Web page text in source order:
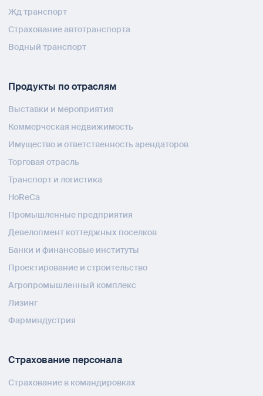
Жд транспорт
Страхование автотранспорта
Водный транспорт
Продукты по отраслям
Выставки и мероприятия
Коммерческая недвижимость
Имущество и ответственность арендаторов
Торговая отрасль
Транспорт и логистика
HoReCa
Промышленные предприятия
Девелопмент коттеджных поселков
Банки и финансовые институты
Проектирование и строительство
Агропромышленный комплекс
Лизинг
Фарминдустрия
Страхование персонала
Страхование в командировках